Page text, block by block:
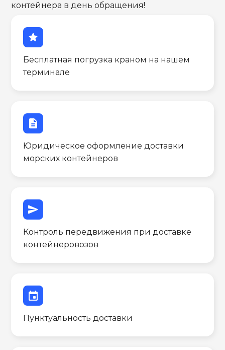
контейнера в день обращения!
star
Бесплатная погрузка краном на нашем
терминале
description
Юридическое оформление доставки
морских контейнеров
send
Контроль передвижения при доставке
контейнеровозов
event
Пунктуальность доставки